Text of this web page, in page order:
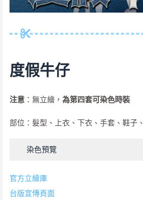
度假牛仔
注意 ：無立繪， 為第四套可染色時裝
部位：髮型、上衣、下衣、手套、鞋子、
染色預覽
官方立繪庫
台版宣傳頁面